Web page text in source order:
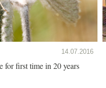
14.07.2016
for first time in 20 years